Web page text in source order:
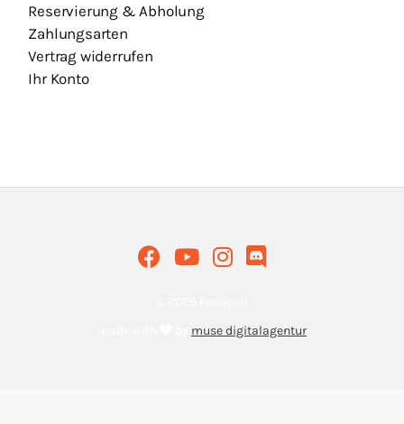
Reservierung & Abholung
Zahlungsarten
Vertrag widerrufen
Ihr Konto
muse digitalagentur